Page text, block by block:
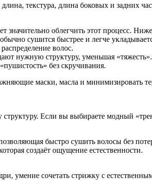
текстура, длина боковых и задних
облегчить этот процесс.
сушится быстрее и легче
волос.
нужную структуру, уменьшая «тяжесть».
без скручивания.
маски, масла и минимизировать
Если вы выбираете модный
быстро сушить волосы без
создаёт ощущение естественности.
умение сочетать стрижку с